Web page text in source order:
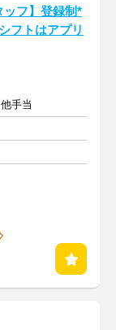
ッフ】登録制*
フトはアプリ
手当